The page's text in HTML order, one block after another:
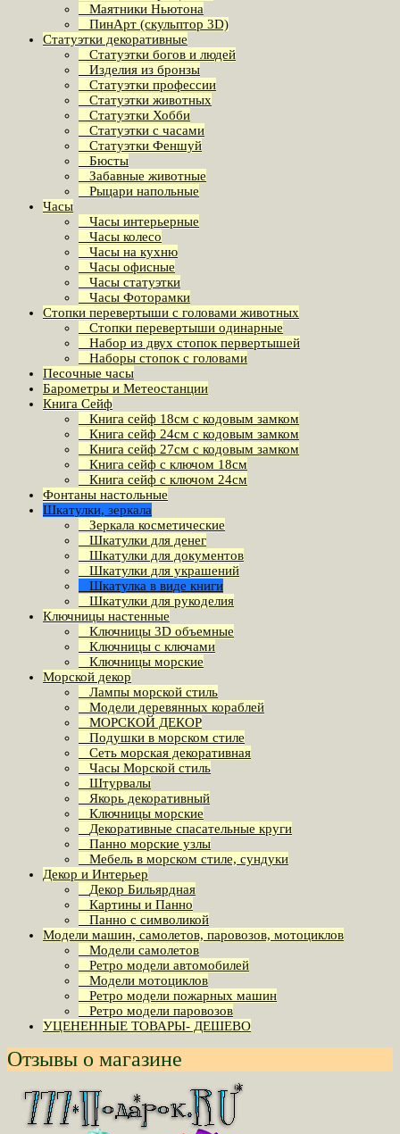
Маятники Ньютона
ПинАрт (скульптор 3D)
Статуэтки декоративные
Статуэтки богов и людей
Изделия из бронзы
Статуэтки профессии
Статуэтки животных
Статуэтки Хобби
Статуэтки с часами
Статуэтки Феншуй
Бюсты
Забавные животные
Рыцари напольные
Часы
Часы интерьерные
Часы колесо
Часы на кухню
Часы офисные
Часы статуэтки
Часы Фоторамки
Стопки перевертыши с головами животных
Стопки перевертыши одинарные
Набор из двух стопок первертышей
Наборы стопок с головами
Песочные часы
Барометры и Метеостанции
Книга Сейф
Книга сейф 18см с кодовым замком
Книга сeйф 24см с кодовым замком
Книга сейф 27см с кодовым замком
Книга сейф с ключом 18см
Книга сейф с ключом 24см
Фонтаны настольные
Шкатулки, зеркала
Зеркала косметические
Шкатулки для денег
Шкатулки для документов
Шкатулки для украшений
Шкатулка в виде книги
Шкатулки для рукоделия
Ключницы настенные
Ключницы 3D объемные
Ключницы с ключами
Ключницы морские
Морской декор
Лампы морской стиль
Модели деревянных кораблей
МОРСКОЙ ДЕКОР
Подушки в морском стиле
Сеть морская декоративная
Часы Морской стиль
Штурвалы
Якорь декоративный
Ключницы морские
Декоративные спасательные круги
Панно морские узлы
Мебель в морском стиле, сундуки
Декор и Интерьер
Декор Бильярдная
Картины и Панно
Панно с символикой
Модели машин, самолетов, паровозов, мотоциклов
Модели самолетов
Ретро модели автомобилей
Модели мотоциклов
Ретро модели пожарных машин
Ретро модели паровозов
УЦЕНЕННЫЕ ТОВАРЫ- ДЕШЕВО
Отзывы о магазине